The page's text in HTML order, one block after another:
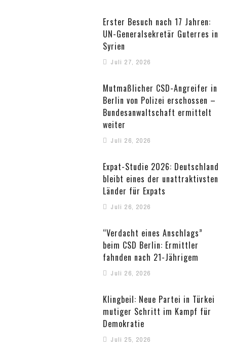
Erster Besuch nach 17 Jahren:
UN-Generalsekretär Guterres in
Syrien
Juli 27, 2026
Mutmaßlicher CSD-Angreifer in
Berlin von Polizei erschossen –
Bundesanwaltschaft ermittelt
weiter
Juli 26, 2026
Expat-Studie 2026: Deutschland
bleibt eines der unattraktivsten
Länder für Expats
Juli 26, 2026
“Verdacht eines Anschlags”
beim CSD Berlin: Ermittler
fahnden nach 21-Jährigem
Juli 26, 2026
Klingbeil: Neue Partei in Türkei
mutiger Schritt im Kampf für
Demokratie
Juli 25, 2026